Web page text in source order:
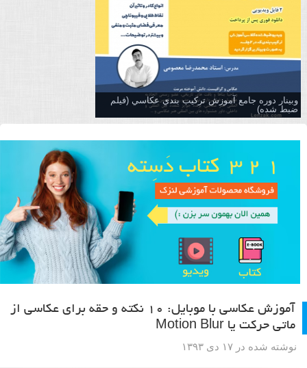
وبینار دوره جامع آموزش تركيب بندي عكاسي (فیلم
ضبط شده)
آموزش عکاسی با موبایل: ۱۰ نکته و حقه برای عکاسی از
ماتی حرکت یا Motion Blur
نوشته شده در ۱۷ دی ۱۳۹۳